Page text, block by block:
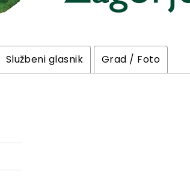
Službeni glasnik Grad / Foto